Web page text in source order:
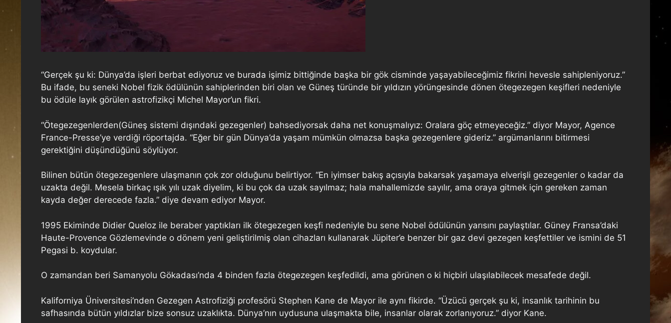
“Gerçek şu ki: Dünya’da işleri berbat ediyoruz ve burada işimiz bittiğinde başka bir gök cisminde yaşayabileceğimiz fikrini hevesle sahipleniyoruz.”
Bu ifade, bu seneki Nobel fizik ödülünün sahiplerinden biri olan ve Güneş türünde bir yıldızın yörüngesinde dönen ötegezegen keşifleri nedeniyle
bu ödüle layık görülen astrofizikçi Michel Mayor’un fikri.
“Ötegezegenlerden(Güneş sistemi dışındaki gezegenler) bahsediyorsak daha net konuşmalıyız: Oralara göç etmeyeceğiz.” diyor Mayor, Agence
France-Presse’ye verdiği röportajda. “Eğer bir gün Dünya’da yaşam mümkün olmazsa başka gezegenlere gideriz.” argümanlarını bitirmesi
gerektiğini düşündüğünü söylüyor.
Bilinen bütün ötegezegenlere ulaşmanın çok zor olduğunu belirtiyor. “En iyimser bakış açısıyla bakarsak yaşamaya elverişli gezegenler o kadar da
uzakta değil. Mesela birkaç ışık yılı uzak diyelim, ki bu çok da uzak sayılmaz; hala mahallemizde sayılır, ama oraya gitmek için gereken zaman
kayda değer derecede fazla.” diye devam ediyor Mayor.
1995 Ekiminde Didier Queloz ile beraber yaptıkları ilk ötegezegen keşfi nedeniyle bu sene Nobel ödülünün yarısını paylaştılar. Güney Fransa’daki
Haute-Provence Gözlemevinde o dönem yeni geliştirilmiş olan cihazları kullanarak Jüpiter’e benzer bir gaz devi gezegen keşfettiler ve ismini de 51
Pegasi b. koydular.
O zamandan beri Samanyolu Gökadası’nda 4 binden fazla ötegezegen keşfedildi, ama görünen o ki hiçbiri ulaşılabilecek mesafede değil.
Kaliforniya Üniversitesi’nden Gezegen Astrofiziği profesörü Stephen Kane de Mayor ile aynı fikirde. “Üzücü gerçek şu ki, insanlık tarihinin bu
safhasında bütün yıldızlar bize sonsuz uzaklıkta. Dünya’nın uydusuna ulaşmakta bile, insanlar olarak zorlanıyoruz.” diyor Kane.